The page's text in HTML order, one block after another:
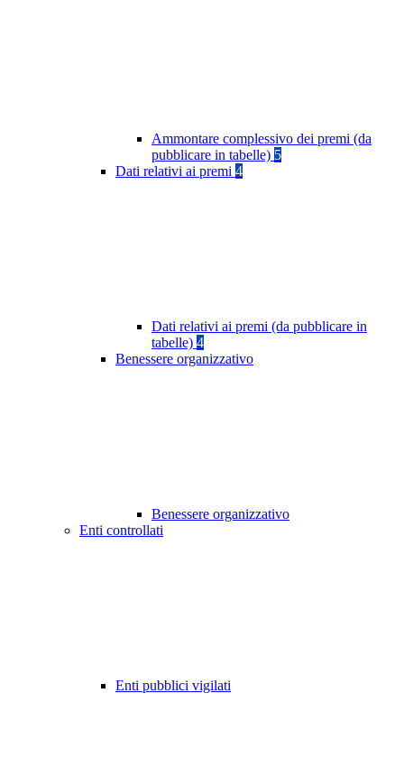
Ammontare complessivo dei premi (da
pubblicare in tabelle) 5
Dati relativi ai premi 4
Dati relativi ai premi (da pubblicare in
tabelle) 4
Benessere organizzativo
Benessere organizzativo
Enti controllati
Enti pubblici vigilati